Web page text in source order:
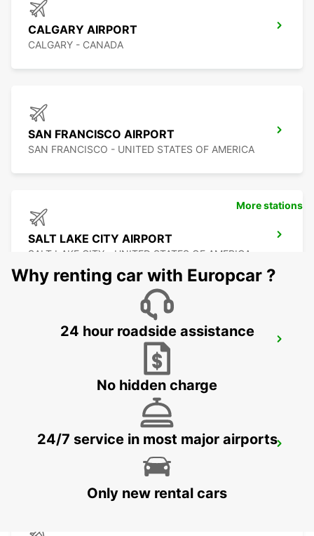
CALGARY AIRPORT
CALGARY - CANADA
SAN FRANCISCO AIRPORT
SAN FRANCISCO - UNITED STATES OF AMERICA
SALT LAKE CITY AIRPORT
SALT LAKE CITY - UNITED STATES OF AMERICA
SAN JOSE - UNITED STATES OF AMERICA
LAS VEGAS AIRPORT
LAS VEGAS - UNITED STATES OF AMERICA
More stations
Why renting car with Europcar ?
24 hour roadside assistance
No hidden charge
24/7 service in most major airports
Only new rental cars